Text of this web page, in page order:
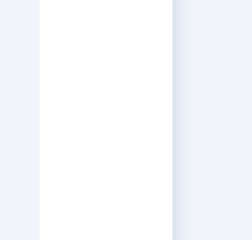
分
期
会